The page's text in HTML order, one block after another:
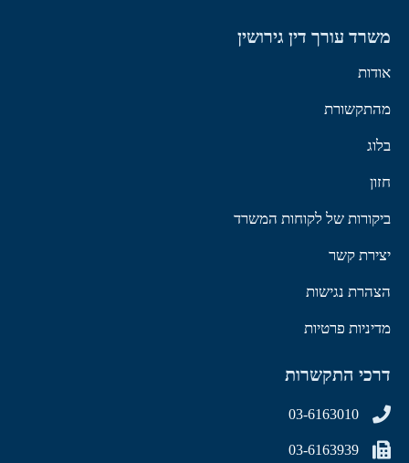
משרד עורך דין גירושין
אודות
מהתקשורת
בלוג
חזון
ביקורות של לקוחות המשרד
יצירת קשר
הצהרת נגישות
מדיניות פרטיות
דרכי התקשרות
03-6163010
03-6163939